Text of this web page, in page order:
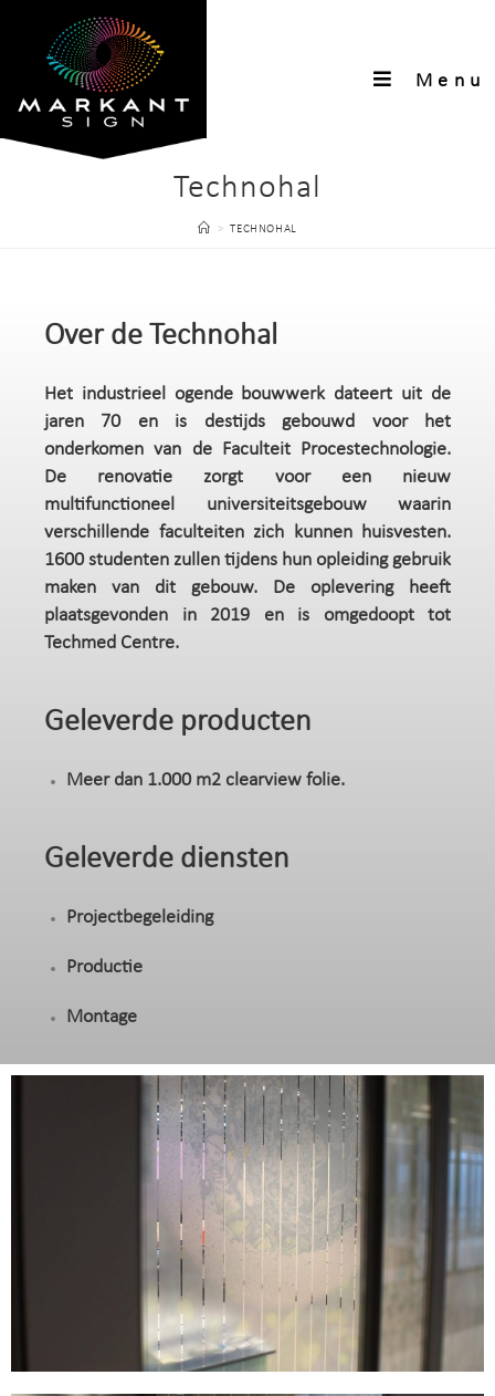
Menu
Technohal
> TECHNOHAL
Over de Technohal
Het industrieel ogende bouwwerk dateert uit de
jaren 70 en is destijds gebouwd voor het
onderkomen van de Faculteit Procestechnologie.
De renovatie zorgt voor een nieuw
multifunctioneel universiteitsgebouw waarin
verschillende faculteiten zich kunnen huisvesten.
1600 studenten zullen tijdens hun opleiding gebruik
maken van dit gebouw. De oplevering heeft
plaatsgevonden in 2019 en is omgedoopt tot
Techmed Centre.
Geleverde producten
Meer dan 1.000 m2 clearview folie.
Geleverde diensten
Projectbegeleiding
Productie
Montage